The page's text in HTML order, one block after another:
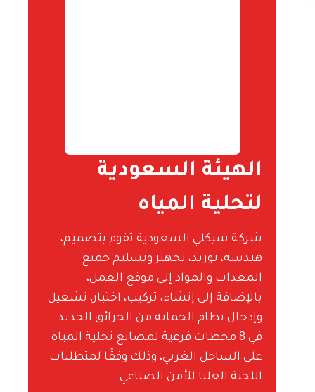
الهيئة السعودية
لتحلية المياه
شركة سيكلي السعودية تقوم بتصميم،
هندسة، توريد، تجهيز وتسليم جميع
المعدات والمواد إلى موقع العمل،
بالإضافة إلى إنشاء، تركيب، اختبار، تشغيل
وإدخال نظام الحماية من الحرائق الجديد
في 8 محطات فرعية لمصانع تحلية المياه
على الساحل الغربي، وذلك وفقًا لمتطلبات
اللجنة العليا للأمن الصناعي.